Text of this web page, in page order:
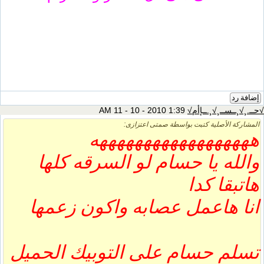
إضافة رد
√حــ.¸√¸ــســ¸√¸.ــإأم√
المشاركة الأصلية كتبت بواسطة صمتى اعتزازى:
ههههههههههههههههههه
والله يا حسام لو السرقه كلها
هاتبقا كدا
انا هاعمل عصابه واكون زعمها
تسلم حسام على التوبيك الحميل